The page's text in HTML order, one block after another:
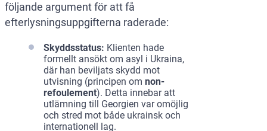
följande argument för att få
efterlysningsuppgifterna raderade:
Skyddsstatus: Klienten hade
formellt ansökt om asyl i Ukraina,
där han beviljats skydd mot
utvisning (principen om non-
refoulement). Detta innebar att
utlämning till Georgien var omöjlig
och stred mot både ukrainsk och
internationell lag.